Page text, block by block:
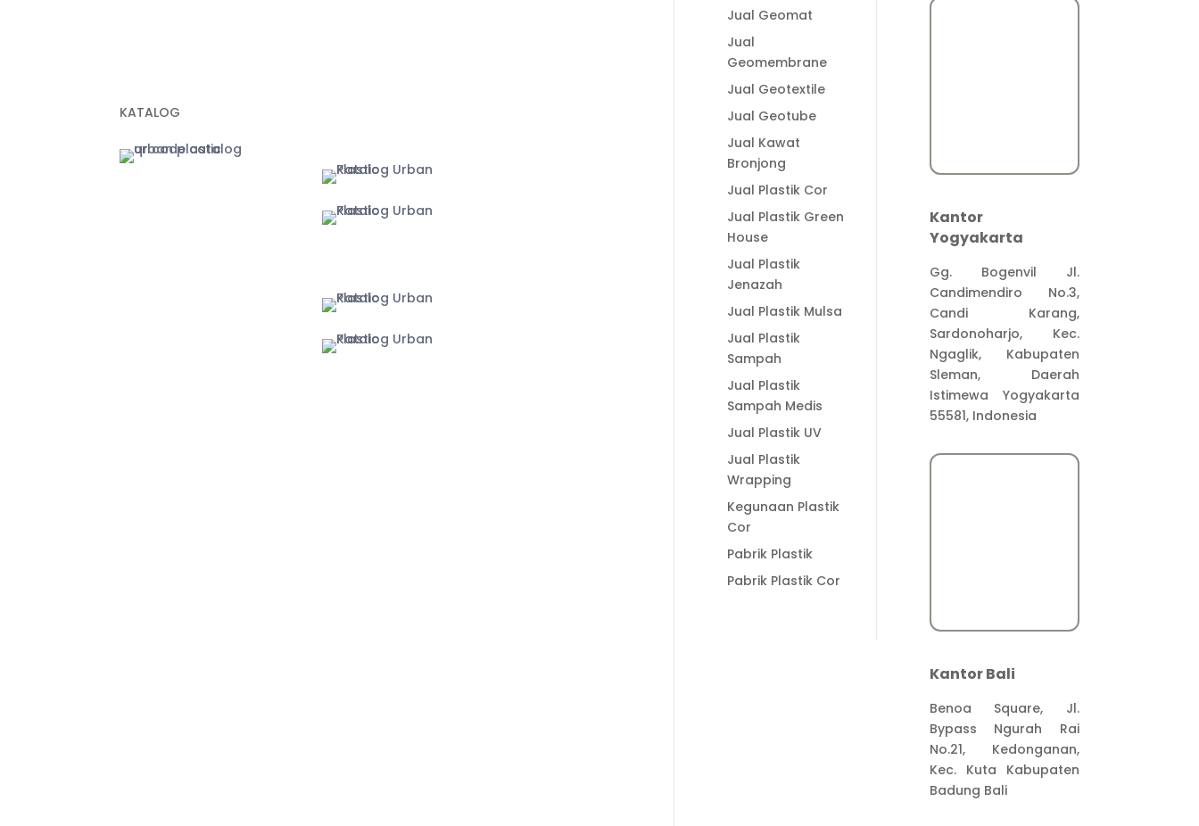
KATALOG
Jual Geomat
Jual
Geomembrane
Jual Geotextile
Jual Geotube
Jual Kawat
Bronjong
Jual Plastik Cor
Jual Plastik Green
House
Jual Plastik
Jenazah
Jual Plastik Mulsa
Jual Plastik
Sampah
Jual Plastik
Sampah Medis
Jual Plastik UV
Jual Plastik
Wrapping
Kegunaan Plastik
Cor
Pabrik Plastik
Pabrik Plastik Cor
Kantor
Yogyakarta
Gg. Bogenvil Jl.
Candimendiro No.3,
Candi Karang,
Sardonoharjo, Kec.
Ngaglik, Kabupaten
Sleman, Daerah
Istimewa Yogyakarta
55581, Indonesia
Kantor Bali
Benoa Square, Jl.
Bypass Ngurah Rai
No.21, Kedonganan,
Kec. Kuta Kabupaten
Badung Bali